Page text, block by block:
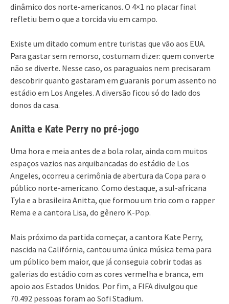
dinâmico dos norte-americanos. O 4×1 no placar final
refletiu bem o que a torcida viu em campo.
Existe um ditado comum entre turistas que vão aos EUA.
Para gastar sem remorso, costumam dizer: quem converte
não se diverte. Nesse caso, os paraguaios nem precisaram
descobrir quanto gastaram em guaranis por um assento no
estádio em Los Angeles. A diversão ficou só do lado dos
donos da casa.
Anitta e Kate Perry no pré-jogo
Uma hora e meia antes de a bola rolar, ainda com muitos
espaços vazios nas arquibancadas do estádio de Los
Angeles, ocorreu a cerimônia de abertura da Copa para o
público norte-americano. Como destaque, a sul-africana
Tyla e a brasileira Anitta, que formou um trio com o rapper
Rema e a cantora Lisa, do gênero K-Pop.
Mais próximo da partida começar, a cantora Kate Perry,
nascida na Califórnia, cantou uma única música tema para
um público bem maior, que já conseguia cobrir todas as
galerias do estádio com as cores vermelha e branca, em
apoio aos Estados Unidos. Por fim, a FIFA divulgou que
70.492 pessoas foram ao Sofi Stadium.